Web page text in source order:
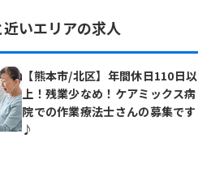
いエリアの求人
【熊本市/北区】年間休日110日以
上！残業少なめ！ケアミックス病
院での作業療法士さんの募集です
♪